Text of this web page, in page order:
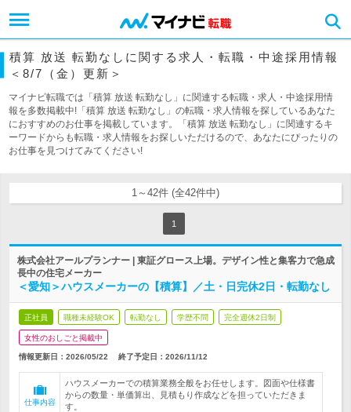
積算 放送 転勤なしに関する求人・転職・中途採用情報
＜8/7（金）更新＞
マイナビ転職では「積算 放送 転勤なし」に関連する転職・求人・中途採用情
報を多数掲載中!「積算 放送 転勤なし」の転職・求人情報を探しているあなた
におすすめのお仕事を掲載しています。「積算 放送 転勤なし」に関連するキ
ーワードからも転職・求人情報をお探しいただけるので、あなたにぴったりの
お仕事を見つけてみてください!
1～42件 (全42件中)
1
株式会社アールプランナー | 東証グロース上場。デザイン性と集客力で急成
長中の住宅メーカー
＜愛知＞ハウスメーカーの【積算】／土・日完休2日・転勤なし
正社員 職種未経験OK 転勤なし 学歴不問 完全週休2日制
女性のおしごと掲載中
情報更新日：2026/05/22 終了予定日： 2026/11/12
仕事内容
ハウスメーカーでの積算業務全般をお任せします。図面や仕様書
からの数量・単価算出、見積もり作成などを担っていただきま
す。